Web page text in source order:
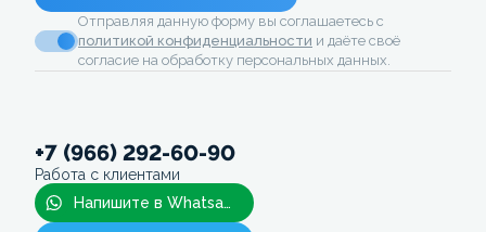
Отправляя данную форму вы соглашаетесь с
политикой конфиденциальности и даёте своё
согласие на обработку персональных данных.
+7 (966) 292-60-90
Работа с клиентами
Напишите в Whatsapp